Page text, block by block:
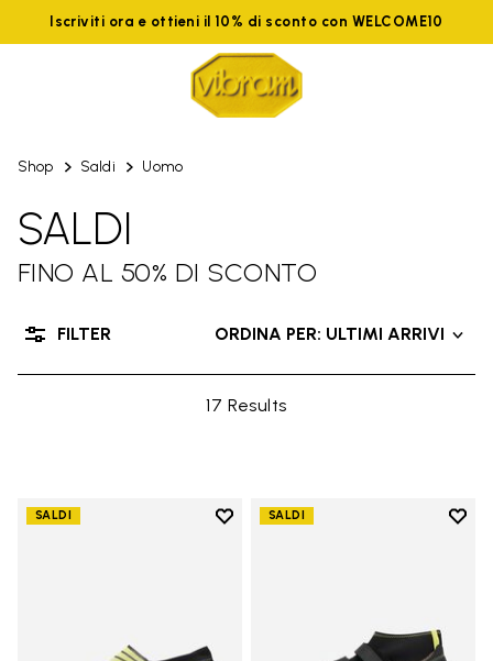
Iscriviti ora e ottieni il 10% di sconto con WELCOME10
Shop Saldi Uomo
SALDI
FINO AL 50% DI SCONTO
17 Results
ORDINA PER: ULTIMI ARRIVI
FILTER
SALDI
Add to wishlist
SALDI
Add